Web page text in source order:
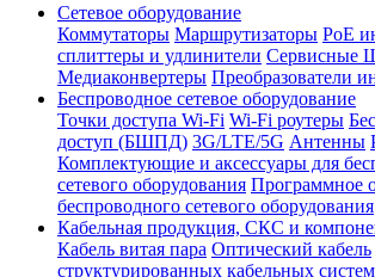
Сетевое оборудование
Коммутаторы Маршрутизаторы PoE
сплиттеры и удлинители Сервисные
Медиаконвертеры Преобразователи
Беспроводное сетевое оборудование
Точки доступа Wi-Fi Wi-Fi роутеры
доступ (БШПД) 3G/LTE/5G Антенны
Комплектующие и аксессуары для
сетевого оборудования Программное
беспроводного сетевого оборудования
Кабельная продукция, СКС и
Кабель витая пара Оптический кабель
структурированных кабельных